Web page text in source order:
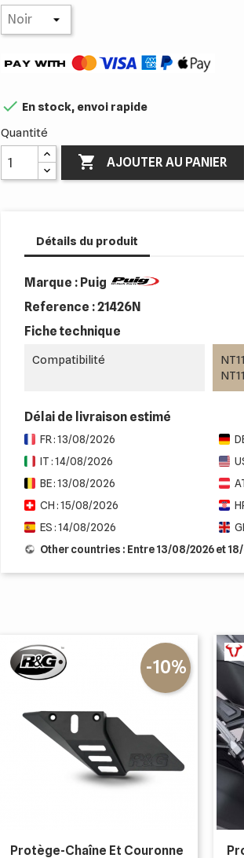
 En stock, envoi rapide
Quantité
 AJOUTER AU PANIER
Détails du produit
Marque : Puig
Reference :21426N
Fiche technique
Compatibilité
Délai de livraison estimé
FR : 13/08/2026
IT : 14/08/2026
BE : 13/08/2026
CH : 15/08/2026
ES : 14/08/2026
Other countries : Entre 13/08/2026 et
Protège-Chaîne Et Couronne
-10%